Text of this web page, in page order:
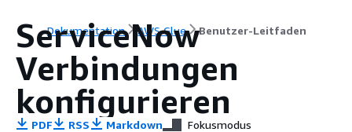
Dokumentation AWS Glue Benutzer-Leitfaden
ServiceNow
Verbindungen
konfigurieren
PDF RSS Markdown Fokusmodus